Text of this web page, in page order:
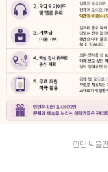
런던 박물